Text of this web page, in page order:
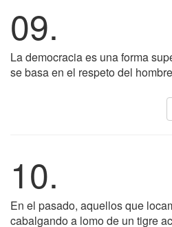
09.
La democracia es una forma
se basa en el respeto del
10.
En el pasado, aquellos que
cabalgando a lomo de un tigre